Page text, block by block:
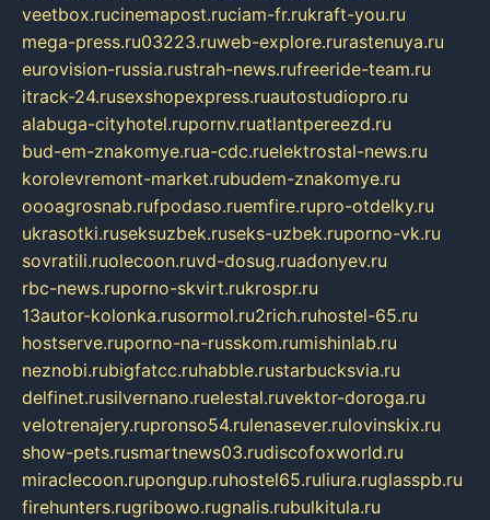
veetbox.rucinemapost.ruciam-fr.rukraft-you.ru
mega-press.ru03223.ruweb-explore.rurastenuya.ru
eurovision-russia.rustrah-news.rufreeride-team.ru
itrack-24.rusexshopexpress.ruautostudiopro.ru
alabuga-cityhotel.rupornv.ruatlantpereezd.ru
bud-em-znakomye.rua-cdc.ruelektrostal-news.ru
korolevremont-market.rubudem-znakomye.ru
oooagrosnab.rufpodaso.ruemfire.rupro-otdelky.ru
ukrasotki.ruseksuzbek.ruseks-uzbek.ruporno-vk.ru
sovratili.ruolecoon.ruvd-dosug.ruadonyev.ru
rbc-news.ruporno-skvirt.rukrospr.ru
13autor-kolonka.rusormol.ru2rich.ruhostel-65.ru
hostserve.ruporno-na-russkom.rumishinlab.ru
neznobi.rubigfatcc.ruhabble.rustarbucksvia.ru
delfinet.rusilvernano.ruelestal.ruvektor-doroga.ru
velotrenajery.rupronso54.rulenasever.rulovinskix.ru
show-pets.rusmartnews03.rudiscofoxworld.ru
miraclecoon.rupongup.ruhostel65.ruliura.ruglasspb.ru
firehunters.rugribowo.rugnalis.rubulkitula.ru